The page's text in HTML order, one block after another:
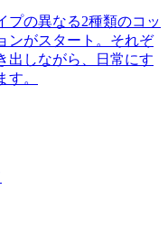
プの異なる2種類のコッ
ンがスタート。それぞ
出しながら、日常にす
。